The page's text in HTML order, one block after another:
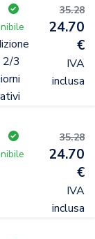
2/3
35.28
24.70
€
IVA
inclusa
35.28
24.70
€
IVA
inclusa